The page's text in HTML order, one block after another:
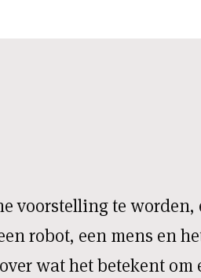
voorstelling te worden,
robot, een mens en
wat het betekent om